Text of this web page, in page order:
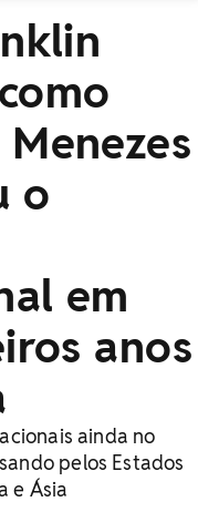
o
em
anos
ainda no
pelos Estados
e Ásia